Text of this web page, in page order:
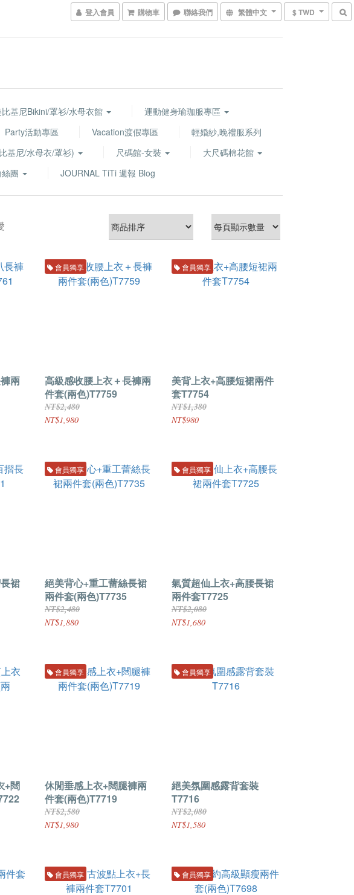
登入會員 購物車 聯絡我們 繁體中文 $ TWD
基尼Bikini/罩衫/水母衣館
運動健身瑜珈服專區
Party活動專區 Vacation渡假專區
輕婚紗,晚禮服系列
基尼/水母衣/罩衫) 尺碼館-女裝
大尺碼棉花館
團 JOURNAL TiTi 週報 Blog
兩
會員獨享
高級感收腰上衣＋長褲兩
件套(兩色)T7759
NT$2,480
NT$1,980
會員獨享
美背上衣+高腰短裙兩件
套T7754
NT$1,380
NT$980
裙
會員獨享
絕美背心+重工蕾絲長裙
兩件套(兩色)T7735
NT$2,480
NT$1,880
會員獨享
氣質超仙上衣+高腰長裙
兩件套T7725
NT$2,080
NT$1,680
+闊
會員獨享
休閒垂感上衣+闊腿褲兩
件套(兩色)T7719
NT$2,580
NT$1,980
會員獨享
絕美氛圍感露背套裝
T7716
NT$2,080
NT$1,580
會員獨享 會員獨享